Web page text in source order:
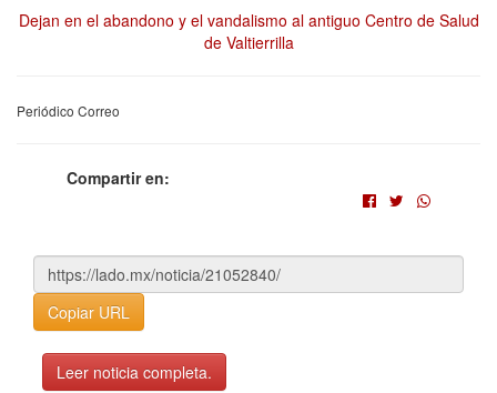
Dejan en el abandono y el vandalismo al antiguo Centro de Salud
de Valtierrilla
Periódico Correo
Compartir en:
Copiar URL
Leer noticia completa.